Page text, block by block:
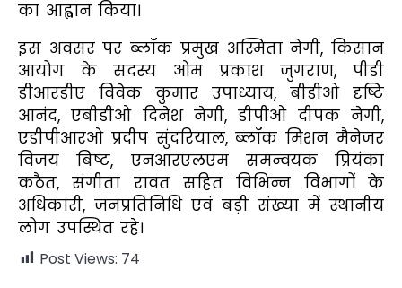
का आह्वान किया।
इस अवसर पर ब्लॉक प्रमुख अस्मिता नेगी, किसान
आयोग के सदस्य ओम प्रकाश जुगराण, पीडी
डीआरडीए विवेक कुमार उपाध्याय, बीडीओ दृष्टि
आनंद, एबीडीओ दिनेश नेगी, डीपीओ दीपक नेगी,
एडीपीआरओ प्रदीप सुंदरियाल, ब्लॉक मिशन मैनेजर
विजय बिष्ट, एनआरएलएम समन्वयक प्रियंका
कठैत, संगीता रावत सहित विभिन्न विभागों के
अधिकारी, जनप्रतिनिधि एवं बड़ी संख्या में स्थानीय
लोग उपस्थित रहे।
Post Views: 74